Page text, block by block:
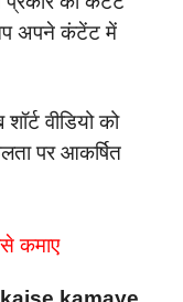
अपने कंटेंट में
वीडियो को
पर आकर्षित
कमाए